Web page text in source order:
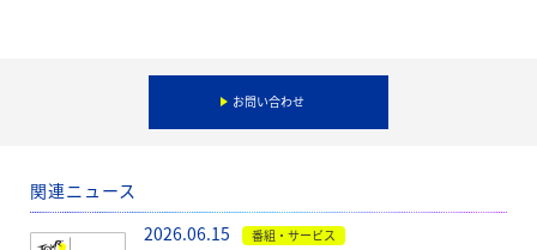
お問い合わせ
関連ニュース
2026.06.15
番組・サービス